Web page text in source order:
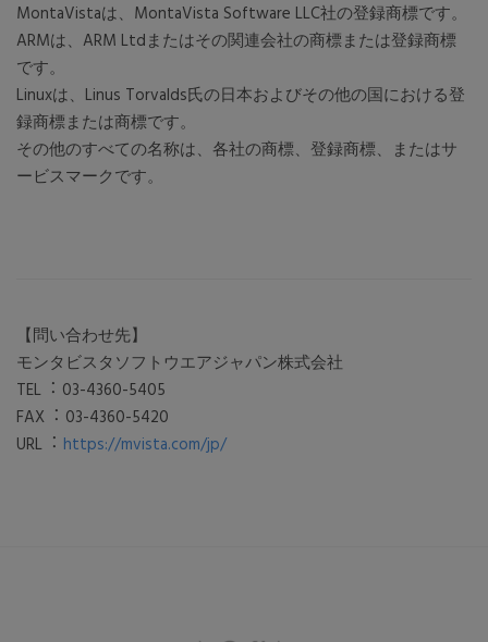
MontaVistaは、MontaVista Software LLC社の登録商標です。
ARMは、ARM Ltdまたはその関連会社の商標または登録商標
です。
Linuxは、Linus Torvalds氏の日本およびその他の国における登
録商標または商標です。
その他のすべての名称は、各社の商標、登録商標、またはサ
ービスマークです。
【問い合わせ先】
モンタビスタソフトウエアジャパン株式会社
TEL︓ 03-4360-5405
FAX︓ 03-4360-5420
URL︓ https://mvista.com/jp/